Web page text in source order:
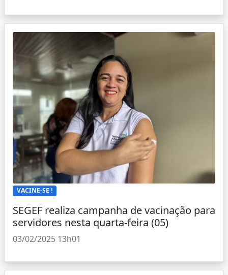
VACINE-SE !
SEGEF realiza campanha de vacinação para
servidores nesta quarta-feira (05)
03/02/2025 13h01